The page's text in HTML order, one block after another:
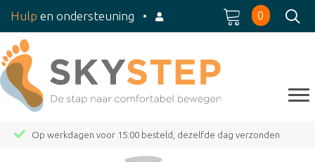
Hulp en ondersteuning • 0
Op werkdagen voor 15:00 besteld, dezelfde dag verzonden